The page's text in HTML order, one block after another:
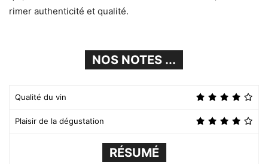
rimer authenticité et qualité.
NOS NOTES ...
Qualité du vin
Plaisir de la dégustation
RÉSUMÉ